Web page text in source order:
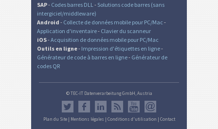
SAP- Codes barres DLL - Solutions code barres (sans
intergiciel/middleware)
Android - Collecte de données mobile pour PC/Mac -
Application d'inventaire- Clavier du scanneur
iOS-Acquisition de données mobile pour PC/Mac
Outils en ligne- Impression d'étiquettes en ligne-
Générateur de code à barres en ligne- Générateur de
codes QR
© TEC-IT Datenverarbeitung GmbH, Austria
Plan du Site| Mentions légales | Conditions d'utilisation | Contact